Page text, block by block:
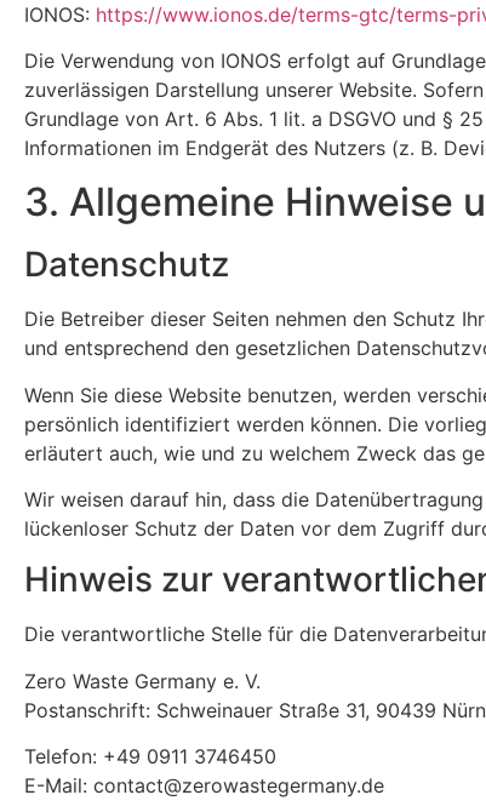
IONOS: https://www.ionos.de/terms-gtc/terms-
Die Verwendung von IONOS erfolgt auf
zuverlässigen Darstellung unserer Website.
Grundlage von Art. 6 Abs. 1 lit. a DSGVO und §
Informationen im Endgerät des Nutzers (z. B.
3. Allgemeine Hinweise
Datenschutz
Die Betreiber dieser Seiten nehmen den Schutz
und entsprechend den gesetzlichen
Wenn Sie diese Website benutzen, werden
persönlich identifiziert werden können. Die
erläutert auch, wie und zu welchem Zweck das
Wir weisen darauf hin, dass die
lückenloser Schutz der Daten vor dem Zugriff
Hinweis zur
Die verantwortliche Stelle für die
Zero Waste Germany e. V.
Postanschrift: Schweinauer Straße 31, 90439
Telefon: +49 0911 3746450
E-Mail: contact@zerowastegermany.de